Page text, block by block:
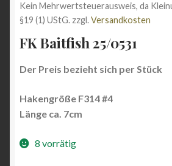
Widerrufsbelehrung
Zahlungsarten
Kein Mehrwertsteuerausweis, da
§19 (1) UStG. zzgl.Versandkosten
FK Baitfish 25/0531
Der Preis bezieht sich per Stück
Hakengröße F314 #4
Länge ca. 7cm
8 vorrätig